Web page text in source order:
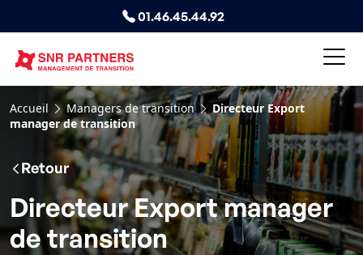
01.46.45.44.92
Accueil Managers de transition
Directeur Export
manager de transition
Retour
Directeur Export manager
de transition